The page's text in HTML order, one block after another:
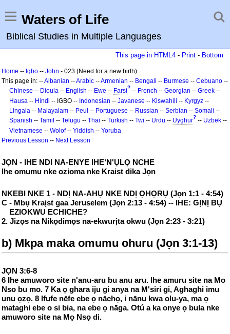
Waters of Life
Biblical Studies in Multiple Languages
This page in HTML4 - Print - Bottom
Home -- Igbo -- John - 023 (Need for a new birth)
This page in: --Albanian --Arabic --Armenian -- Bengali -- Burmese -- Cebuano --
Chinese -- Dioula -- English -- Ewe -- Farsi? -- French -- Georgian -- Greek --
Hausa -- Hindi -- IGBO -- Indonesian -- Javanese -- Kiswahili -- Kyrgyz --
Lingala -- Malayalam -- Peul -- Portuguese -- Russian -- Serbian -- Somali --
Spanish -- Tamil -- Telugu -- Thai -- Turkish -- Twi -- Urdu -- Uyghur? -- Uzbek --
Vietnamese -- Wolof-- Yiddish -- Yoruba
Previous Lesson -- Next Lesson
JỌN - IHE NDI NA-ENYE IHE‘N'ỤLỌ NCHE
Ihe omumu nke ozioma nke Kraist dika Jọn
NKEBI NKE 1 - NDỊ NA-AHỤ NKE NDỊ ỌHỌRỤ (Jọn 1:1 - 4:54)
C - Mbụ Kraịst gaa Jeruselem (Jọn 2:13 - 4:54) -- IHE: GỊNỊ BỤ
EZIOKWU ECHICHE?
2. Jizọs na Nikọdimọs na-ekwurịta okwu (Jọn 2:23 - 3:21)
b) Mkpa maka omumu ohuru (Jọn 3:1-13)
JỌN 3:6-8
6 Ihe amuworo site n'anu-aru bu anu aru. Ihe amuru site na Mo
Nso bu mo. 7 Ka ọ ghara iju gi anya na M'siri gi, Aghaghi imu
unu ọzọ. 8 Ifufe nēfe ebe ọ nāchọ, i nānu kwa olu-ya, ma ọ
mataghi ebe o si bia, na ebe ọ nāga. Otú a ka onye ọ bula nke
amuworo site na Mọ Nsọ di.